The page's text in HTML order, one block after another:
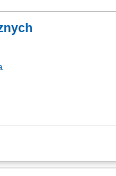
dozorowi oraz